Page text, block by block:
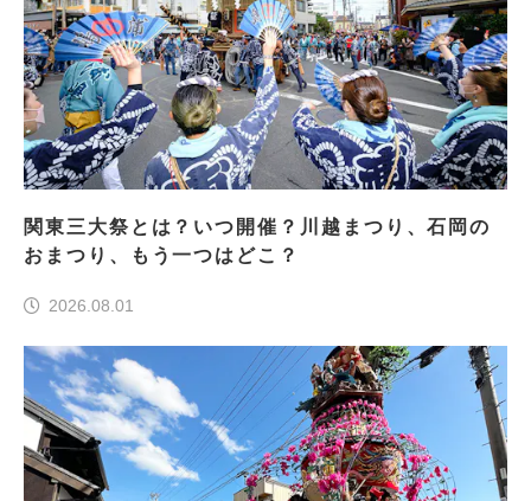
関東三大祭とは？いつ開催？川越まつり、石岡の
おまつり、もう一つはどこ？
2026.08.01